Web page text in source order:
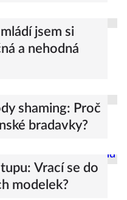
jsem si
a nehodná
shaming: Proč
bradavky?
Vrací se do
modelek?